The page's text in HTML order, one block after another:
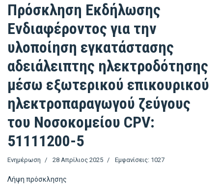
Πρόσκληση Εκδήλωσης
Ενδιαφέροντος για την
υλοποίηση εγκατάστασης
αδειάλειπτης ηλεκτροδότησης
μέσω εξωτερικού επικουρικού
ηλεκτροπαραγωγού ζεύγους
του Νοσοκομείου CPV:
51111200-5
Ενημέρωση 28 Απρίλιος 2025 Εμφανίσεις: 1027
Λήψη πρόσκλησης